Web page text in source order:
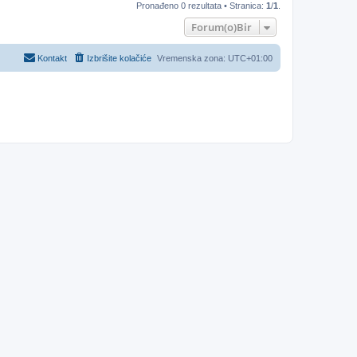
Pronađeno 0 rezultata • Stranica: 1/1
Forum(o)Bir
Vremenska zona: UTC+01:00
Izbrišite kolačiće
Kontakt